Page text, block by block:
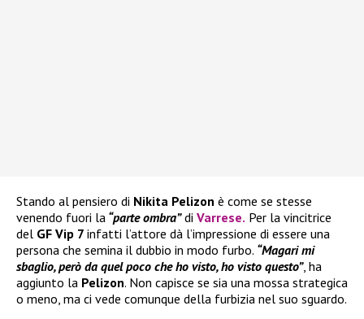
Stando al pensiero di Nikita Pelizon è come se stesse
venendo fuori la “parte ombra”di Varrese. Per la vincitrice
del GF Vip 7 infatti l’attore dà l’impressione di essere una
persona che semina il dubbio in modo furbo. “Magari mi
sbaglio, però da quel poco che ho visto, ho visto questo”, ha
aggiunto la Pelizon. Non capisce se sia una mossa strategica
o meno, ma ci vede comunque della furbizia nel suo sguardo.